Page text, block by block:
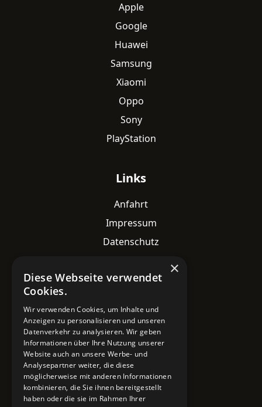
Apple
Google
Huawei
Samsung
Xiaomi
Oppo
Sony
PlayStation
Links
Anfahrt
Impressum
Datenschutz
Kontaktdaten
Lavesstraße 82
30159 Hannover
Email
info@mobile-4you.de
Telefon
×
Diese Webseite verwendet
Cookies.
Wir verwenden Cookies, um Inhalte und
Anzeigen zu personalisieren und unseren
Datenverkehr zu analysieren. Wir geben
Informationen über Ihre Nutzung unserer
Website auch an unsere Werbe- und
Analysepartner weiter, die diese
möglicherweise mit anderen Informationen
kombinieren, die Sie ihnen bereitgestellt
haben oder die sie im Rahmen Ihrer